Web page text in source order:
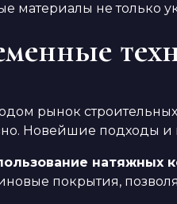
материалы не только
рынок
Новейшие подходы и
натяжных
покрытия,